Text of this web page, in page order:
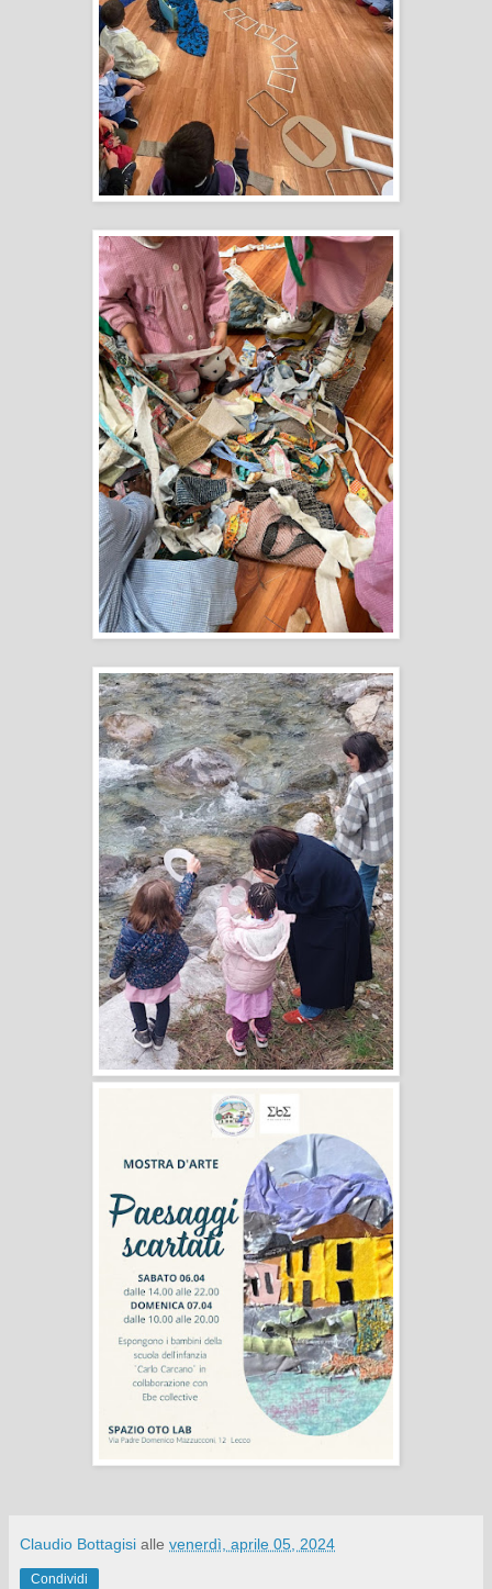
Claudio Bottagisi alle venerdì, aprile 05, 2024
Condividi